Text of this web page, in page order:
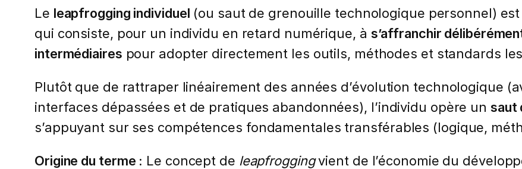
Le leapfrogging individuel (ou saut de grenouille technologique personnel)
qui consiste, pour un individu en retard numérique, à s’affranchir
intermédiaires pour adopter directement les outils, méthodes et standards
Plutôt que de rattraper linéairement des années d’évolution technologique
interfaces dépassées et de pratiques abandonnées), l’individu opère un saut
s’appuyant sur ses compétences fondamentales transférables (logique,
Origine du terme : Le concept de leapfroggingvient de l’économie du